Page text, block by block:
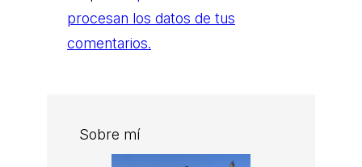
procesan los datos de tus
comentarios.
Sobre mí